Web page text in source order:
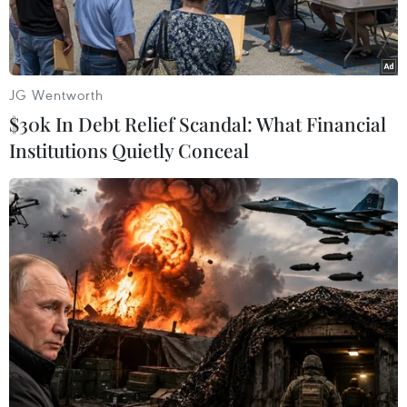
ANA và Pola Orbis hợp tác phát triển mỹ phẩm để sử dụng
trong không gian vũ trụ. (Nguồn: NASA)
Hãng thông tấn Kyodo ngày 20/9 đưa tin tập
đoàn hàng không lớn nhất Nhật Bản ANA
Holdings Inc. đã "bắt tay" với nhà sản xuất mỹ
phẩm lớn thứ 4 nước này Pola Orbis Holdings
JG Wentworth
$30k In Debt Relief Scandal: What Financial
Institutions Quietly Conceal